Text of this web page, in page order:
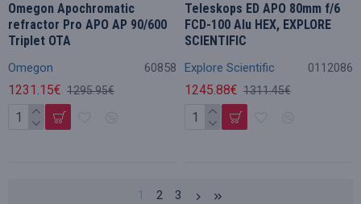
Omegon 60858
Omegon Apochromatic
refractor Pro APO AP 90/600
Triplet OTA
1231.15€ 1295.95€
Explore Scientific 0112086
Teleskops ED APO 80mm f/6
FCD-100 Alu HEX, EXPLORE
SCIENTIFIC
1245.88€ 1311.45€
1 2
3